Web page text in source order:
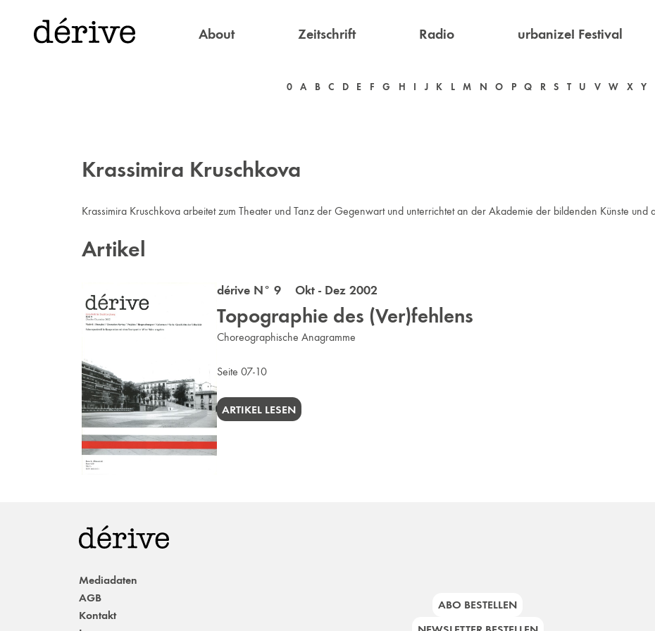
About Zeitschrift Radio urbanize! Festival
0 A B C D E F G H I J K L M N O P Q R S T U V W X Y
Krassimira Kruschkova
Krassimira Kruschkova arbeitet zum Theater und Tanz der Gegenwart und unterrichtet an der Akademie der bildenden Künste
Artikel
dérive N° 9 Okt - Dez 2002
Topographie des (Ver)fehlens
Choreographische Anagramme
Seite 07-10
ARTIKEL LESEN
Mediadaten
AGB
Kontakt
ABO BESTELLEN